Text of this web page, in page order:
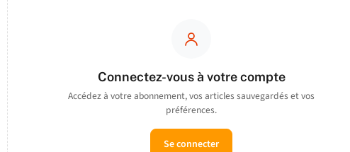
Connectez-vous à votre compte
Accédez à votre abonnement, vos articles sauvegardés et vos
préférences.
Se connecter